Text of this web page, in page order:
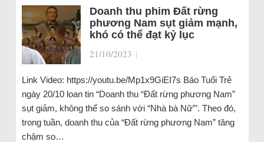
Doanh thu phim Đất rừng
phương Nam sụt giảm mạnh,
khó có thể đạt kỷ lục
21/10/2023 |
Link Video: https://youtu.be/Mp1x9GiEI7s Báo Tuổi Trẻ
ngày 20/10 loan tin “Doanh thu “Đất rừng phương Nam”
sụt giảm, không thể so sánh với “Nhà bà Nữ”’. Theo đó,
trong tuần, doanh thu của “Đất rừng phương Nam” tăng
chậm so…